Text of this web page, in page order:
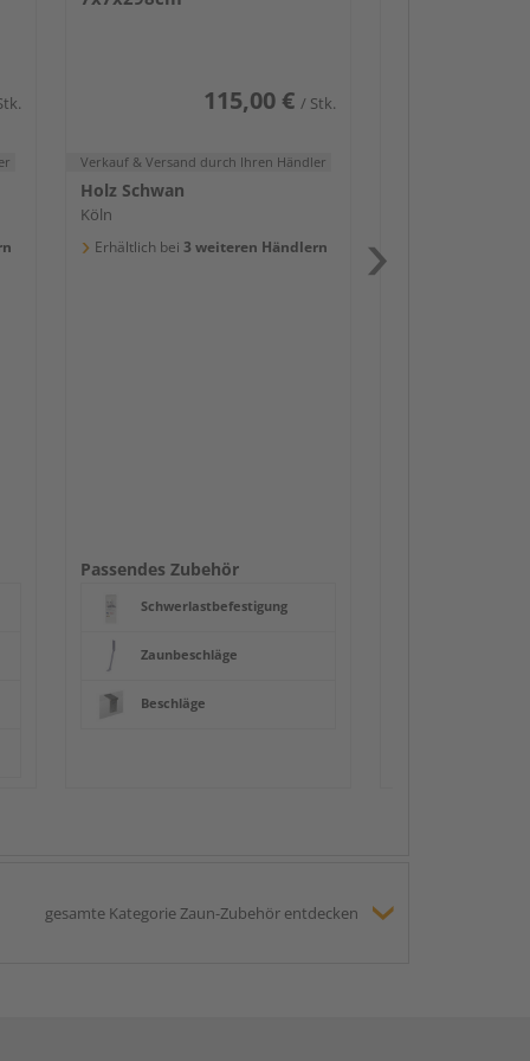
115,00 € / Stk.
Verkauf & Versand durch Ihren Händler
Holz Schwan
Köln
Erhältlich bei 3 weiteren Händlern
Passendes Zubehör
Schwerlastbefestigung
Zaunbeschläge
Beschläge
gesamte Kategorie Zaun-Zubehör entdecken